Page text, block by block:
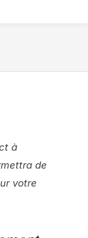
à
de
votre